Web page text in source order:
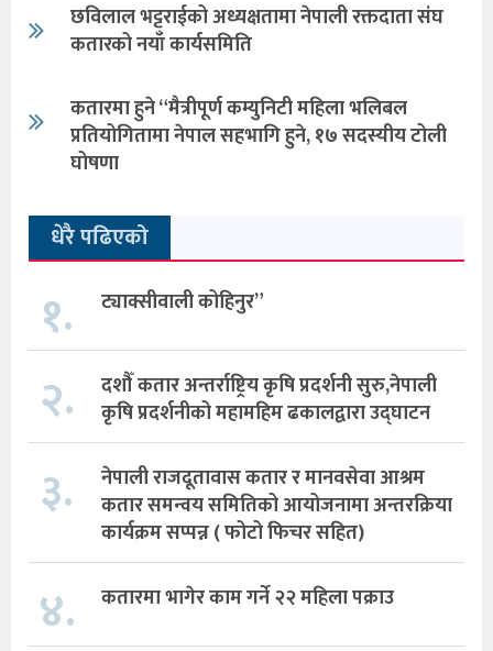
छविलाल भट्टराईको अध्यक्षतामा नेपाली रक्तदाता संघ
कतारको नयाँ कार्यसमिति
कतारमा हुने “मैत्रीपूर्ण कम्युनिटी महिला भलिबल
प्रतियोगितामा नेपाल सहभागि हुने, १७ सदस्यीय टोली
घोषणा
धेरै पढिएको
१. ट्याक्सीवाली कोहिनुर”
२.
दशौँ कतार अन्तर्राष्ट्रिय कृषि प्रदर्शनी सुरु,नेपाली
कृषि प्रदर्शनीको महामहिम ढकालद्वारा उद्घाटन
३.
नेपाली राजदूतावास कतार र मानवसेवा आश्रम
कतार समन्वय समितिको आयोजनामा अन्तरक्रिया
कार्यक्रम सप्पन्न ( फोटो फिचर सहित)
४. कतारमा भागेर काम गर्ने २२ महिला पक्राउ